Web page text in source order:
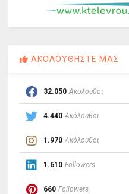
ΑΚΟΛΟΥΘΗΣΤΕ ΜΑΣ
32.050 Ακόλουθοι
4.440 Ακόλουθοι
1.970 Ακόλουθοι
1.610 Followers
660 Followers